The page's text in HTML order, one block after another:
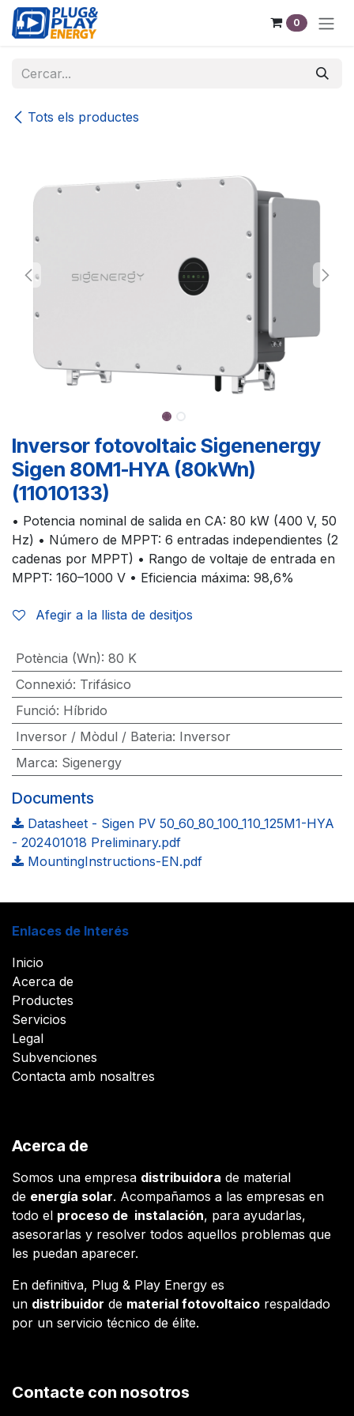
Skip to Content
0
Tots els productes
Inversor fotovoltaic Sigenenergy
Sigen 80M1-HYA (80kWn)
(11010133)
• Potencia nominal de salida en CA: 80 kW (400 V, 50
Hz) • Número de MPPT: 6 entradas independientes (2
cadenas por MPPT) • Rango de voltaje de entrada en
MPPT: 160–1000 V • Eficiencia máxima: 98,6%
Afegir a la llista de desitjos
Potència (Wn): 80 K
Connexió: Trifásico
Funció: Híbrido
Inversor / Mòdul / Bateria: Inversor
Marca: Sigenergy
Documents
Datasheet - Sigen PV 50_60_80_100_110_125M1-HYA
- 202401018 Preliminary.pdf
MountingInstructions-EN.pdf
Enlaces de Interés
Inicio
Acerca de
Productes
Servicios
Legal
Subvenciones
Contacta amb nosaltres
Acerca de
Somos una empresa distribuidora de material
de energía solar. Acompañamos a las empresas en
todo el proceso de instalación, para ayudarlas,
asesorarlas y resolver todos aquellos problemas que
les puedan aparecer.
En definitiva, Plug & Play Energy es
un distribuidor de material fotovoltaico respaldado
por un servicio técnico de élite.
Contacte con nosotros